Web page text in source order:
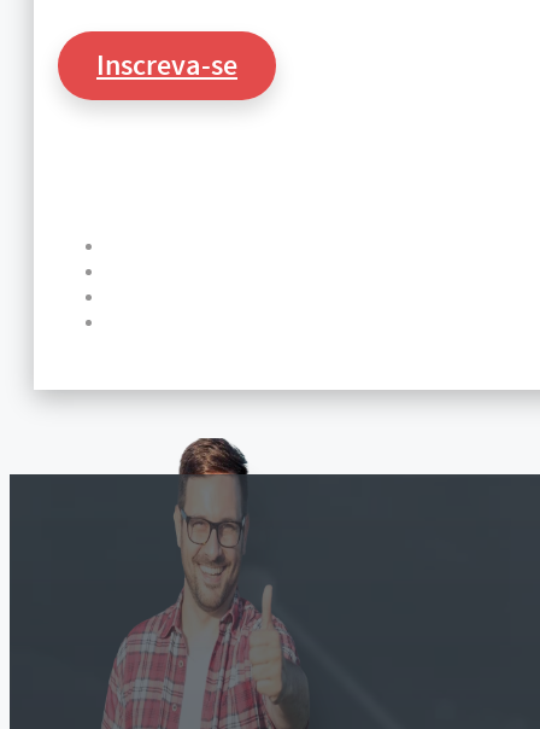
Inscreva-se